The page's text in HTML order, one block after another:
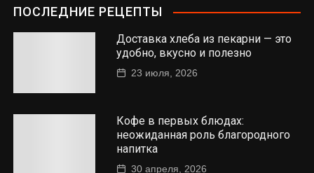
ПОСЛЕДНИЕ РЕЦЕПТЫ
Доставка хлеба из пекарни — это
удобно, вкусно и полезно
23 июля, 2026
Кофе в первых блюдах:
неожиданная роль благородного
напитка
30 апреля, 2026